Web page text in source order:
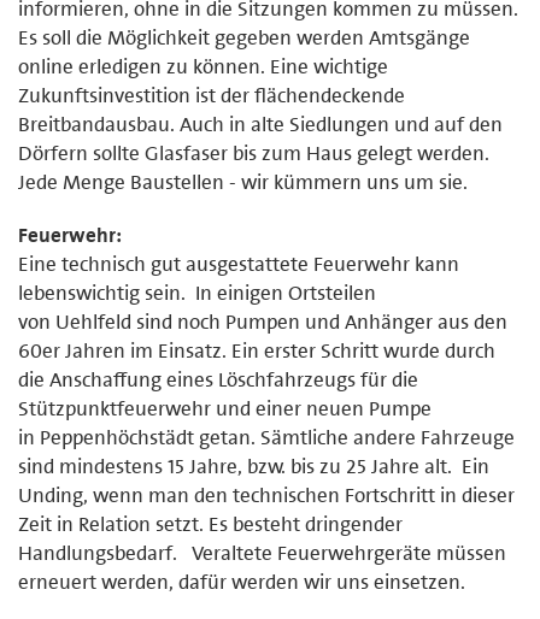
informieren, ohne in die Sitzungen kommen zu müssen.
Es soll die Möglichkeit gegeben werden Amtsgänge
online erledigen zu können. Eine wichtige
Zukunftsinvestition ist der flächendeckende
Breitbandausbau. Auch in alte Siedlungen und auf den
Dörfern sollte Glasfaser bis zum Haus gelegt werden.
Jede Menge Baustellen - wir kümmern uns um sie.
Feuerwehr:
Eine technisch gut ausgestattete Feuerwehr kann
lebenswichtig sein. In einigen Ortsteilen
von Uehlfeld sind noch Pumpen und Anhänger aus den
60er Jahren im Einsatz. Ein erster Schritt wurde durch
die Anschaffung eines Löschfahrzeugs für die
Stützpunktfeuerwehr und einer neuen Pumpe
in Peppenhöchstädt getan. Sämtliche andere Fahrzeuge
sind mindestens 15 Jahre, bzw. bis zu 25 Jahre alt. Ein
Unding, wenn man den technischen Fortschritt in dieser
Zeit in Relation setzt. Es besteht dringender
Handlungsbedarf. Veraltete Feuerwehrgeräte müssen
erneuert werden, dafür werden wir uns einsetzen.